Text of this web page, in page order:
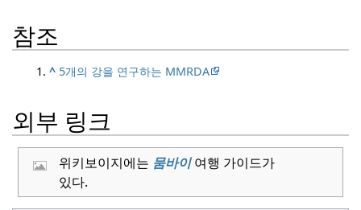
참조
^ 5개의 강을 연구하는 MMRDA
외부 링크
위키보이지에는 뭄바이여행 가이드가
있다.